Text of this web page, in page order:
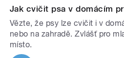
Jak cvičit psa v domácím
Vězte, že psy lze cvičit i v
nebo na zahradě. Zvlášť pro
místo.